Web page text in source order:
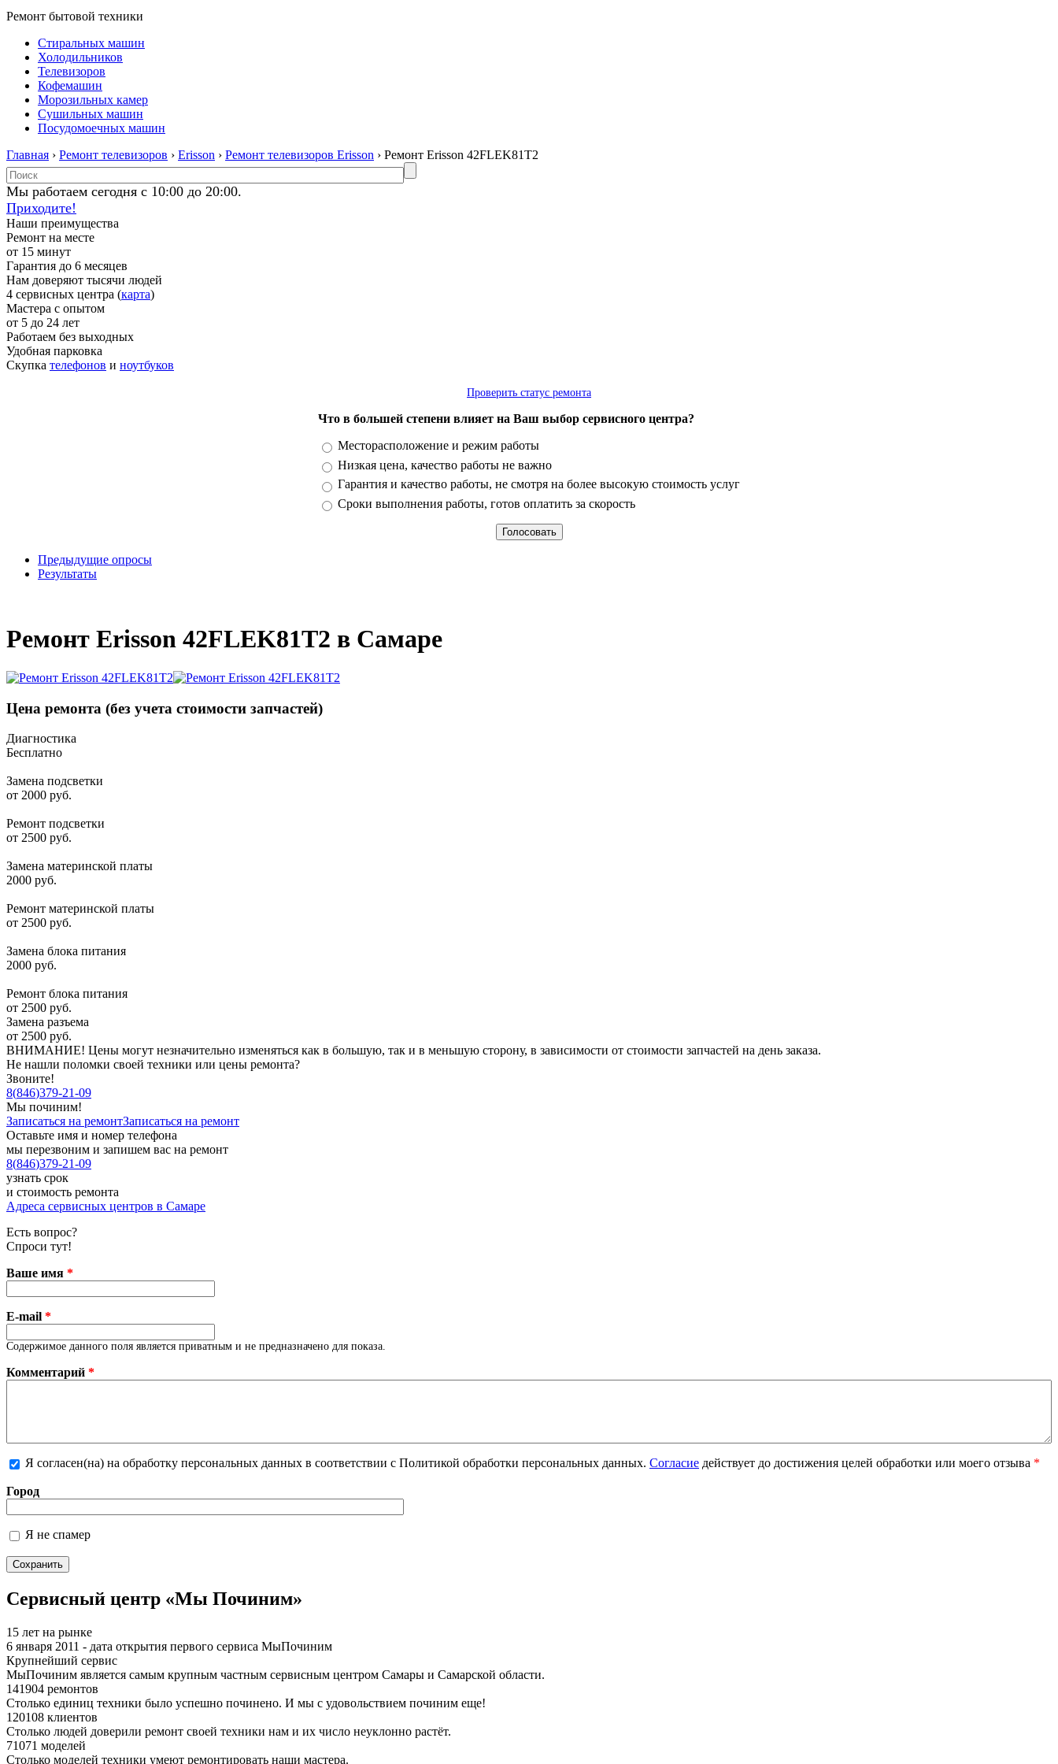
Ремонт бытовой техники
Стиральных машин
Холодильников
Телевизоров
Кофемашин
Морозильных камер
Сушильных машин
Посудомоечных машин
Главная › Ремонт телевизоров › Erisson › Ремонт телевизоров Erisson › Ремонт Erisson 42FLEK81T2
Мы работаем сегодня с 10:00 до 20:00.
Приходите!
Наши преимущества
Ремонт на месте
от 15 минут
Гарантия до 6 месяцев
Нам доверяют тысячи людей
4 сервисных центра (карта)
Мастера с опытом
от 5 до 24 лет
Работаем без выходных
Удобная парковка
Скупка телефонов и ноутбуков
Проверить статус ремонта
Что в большей степени влияет на Ваш выбор сервисного центра?
Варианты
Месторасположение и режим работы
Низкая цена, качество работы не важно
Гарантия и качество работы, не смотря на более высокую стоимость услуг
Сроки выполнения работы, готов оплатить за скорость
Предыдущие опросы
Результаты
Ремонт Erisson 42FLEK81T2 в Самаре
Цена ремонта (без учета стоимости запчастей)
Диагностика
Бесплатно
Замена подсветки
от 2000 руб.
Ремонт подсветки
от 2500 руб.
Замена материнской платы
2000 руб.
Ремонт материнской платы
от 2500 руб.
Замена блока питания
2000 руб.
Ремонт блока питания
от 2500 руб.
Замена разъема
от 2500 руб.
ВНИМАНИЕ! Цены могут незначительно изменяться как в большую, так и в меньшую сторону, в зависимости от стоимости запчастей на день заказа.
Не нашли поломки своей техники или цены ремонта?
Звоните!
8(846)379-21-09
Мы починим!
Записаться на ремонтЗаписаться на ремонт
Оставьте имя и номер телефона
мы перезвоним и запишем вас на ремонт
8(846)379-21-09
узнать срок
и стоимость ремонта
Адреса сервисных центров в Самаре
Есть вопрос?
Спроси тут!
Ваше имя *
E-mail *
Содержимое данного поля является приватным и не предназначено для показа.
Комментарий *
Более подробная информация о текстовых форматах
Я согласен(на) на обработку персональных данных в соответствии с Политикой обработки персональных данных. Согласие действует до достижения целей обработки или моего отзыва *
Город
Я не спамер
Я спамер
Сервисный центр «Мы Починим»
15 лет на рынке
6 января 2011 - дата открытия первого сервиса МыПочиним
Крупнейший сервис
МыПочиним является самым крупным частным сервисным центром Самары и Самарской области.
141904 ремонтов
Столько единиц техники было успешно починено. И мы с удовольствием починим еще!
120108 клиентов
Столько людей доверили ремонт своей техники нам и их число неуклонно растёт.
71071 моделей
Столько моделей техники умеют ремонтировать наши мастера.